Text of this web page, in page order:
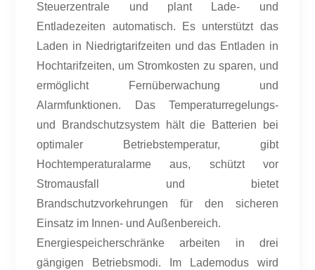
Steuerzentrale und plant Lade- und
Entladezeiten automatisch. Es unterstützt das
Laden in Niedrigtarifzeiten und das Entladen in
Hochtarifzeiten, um Stromkosten zu sparen, und
ermöglicht Fernüberwachung und
Alarmfunktionen. Das Temperaturregelungs-
und Brandschutzsystem hält die Batterien bei
optimaler Betriebstemperatur, gibt
Hochtemperaturalarme aus, schützt vor
Stromausfall und bietet
Brandschutzvorkehrungen für den sicheren
Einsatz im Innen- und Außenbereich.
Energiespeicherschränke arbeiten in drei
gängigen Betriebsmodi. Im Lademodus wird